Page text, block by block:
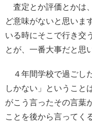
査定とか評価とかは
ど意味がないと思いま
いる時にそこで行き交
とが、一番大事だと思
４年間学校で過ごし
しかない」ということ
がこう言ったその言葉
ことを後から言ってく